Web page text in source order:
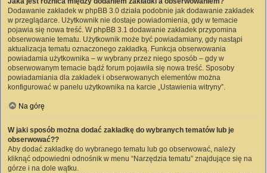
Dodawanie zakładek w phpBB 3.0 działa podobnie jak dodawanie zakładek
w przeglądarce. Użytkownik nie dostaje powiadomienia, gdy w temacie
pojawia się nowa treść. W phpBB 3.1 dodawanie zakładek przypomina
obserwowanie tematu. Użytkownik może być powiadamiany, gdy nastąpi
aktualizacja tematu oznaczonego zakładką. Funkcja obserwowania
powiadamia użytkownika – w wybrany przez niego sposób – gdy w
obserwowanym temacie bądź forum pojawiła się nowa treść. Sposoby
powiadamiania dla zakładek i obserwowanych elementów można
konfigurować w panelu użytkownika na karcie „Ustawienia witryny”.
Na górę
W jaki sposób można dodać zakładkę do wybranych tematów lub je
obserwować??
Aby dodać zakładkę do wybranego tematu lub go obserwować, należy
kliknąć odpowiedni odnośnik w menu “Narzędzia tematu” znajdujące się na
górze i na dole wątku.